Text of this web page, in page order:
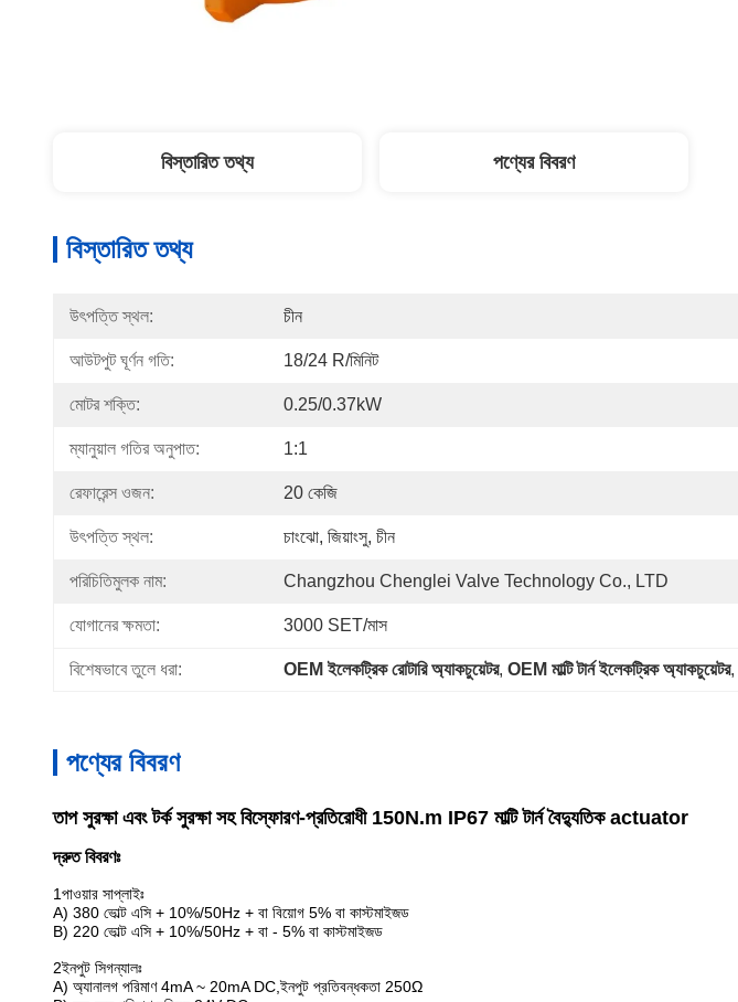
বিস্তারিত তথ্য পণ্যের বিবরণ
বিস্তারিত তথ্য
উৎপত্তি স্থল: চীন
আউটপুট ঘূর্ণন গতি: 18/24 R/মিনিট
মোটর শক্তি: 0.25/0.37kW
ম্যানুয়াল গতির অনুপাত: 1:1
রেফারেন্স ওজন: 20 কেজি
উৎপত্তি স্থল: চাংঝো, জিয়াংসু, চীন
পরিচিতিমুলক নাম: Changzhou Chenglei Valve Technology Co., LTD
যোগানের ক্ষমতা: 3000 SET/মাস
বিশেষভাবে তুলে ধরা: OEM ইলেকট্রিক রোটারি অ্যাকচুয়েটর, OEM মাল্টি টার্ন ইলেকট্রিক অ্যাকচুয়েটর,
পণ্যের বিবরণ
তাপ সুরক্ষা এবং টর্ক সুরক্ষা সহ বিস্ফোরণ-প্রতিরোধী 150N.m IP67 মাল্টি টার্ন বৈদ্যুতিক actuator
দ্রুত বিবরণঃ
1পাওয়ার সাপ্লাইঃ
A) 380 ভোল্ট এসি + 10%/50Hz + বা বিয়োগ 5% বা কাস্টমাইজড
B) 220 ভোল্ট এসি + 10%/50Hz + বা - 5% বা কাস্টমাইজড
2ইনপুট সিগন্যালঃ
A) অ্যানালগ পরিমাণ 4mA ~ 20mA DC,ইনপুট প্রতিবন্ধকতা 250Ω